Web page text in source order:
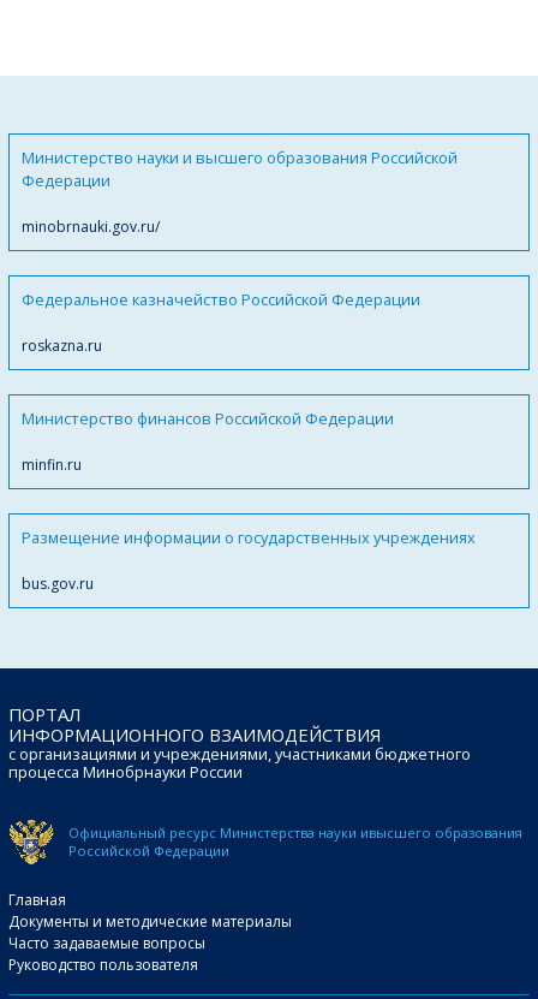
Министерство науки и высшего образования Российской
Федерации
minobrnauki.gov.ru/
Федеральное казначейство Российской Федерации
roskazna.ru
Министерство финансов Российской Федерации
minfin.ru
Размещение информации о государственных учреждениях
bus.gov.ru
ПОРТАЛ
ИНФОРМАЦИОННОГО ВЗАИМОДЕЙСТВИЯ
с организациями и учреждениями, участниками бюджетного
процесса Минобрнауки России
Официальный ресурс Министерства науки ивысшего образования
Российской Федерации
Главная
Документы и методические материалы
Часто задаваемые вопросы
Руководство пользователя